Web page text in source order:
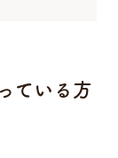
ている方